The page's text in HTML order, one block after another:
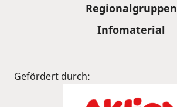
Regionalgruppen
Infomaterial
Gefördert durch: